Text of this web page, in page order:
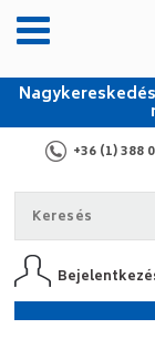
+36 (1) 388